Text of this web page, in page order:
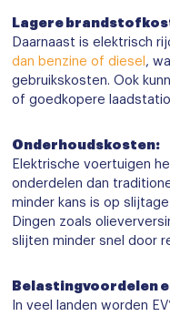
Lagere
Daarnaast is elektrisch
dan benzine of diesel ,
gebruikskosten. Ook
of goedkopere
Onderhoudskosten:
Elektrische voertuigen
onderdelen dan
minder kans is op
Dingen zoals
slijten minder snel door
Belastingvoordelen
In veel landen worden